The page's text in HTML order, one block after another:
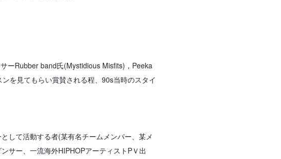
ーRubber band氏(Mystidious Misfits)，Peeka
を見てもらい賞賛される程、90s当時のスタイ
して活動する者(某有名チームメンバー、某メ
サー、一流海外HIPHOPアーティストPＶ出